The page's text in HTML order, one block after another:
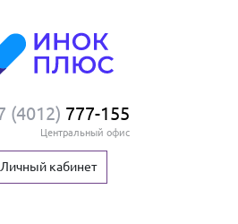
(4012) 777-155
Центральный офис
Личный кабинет